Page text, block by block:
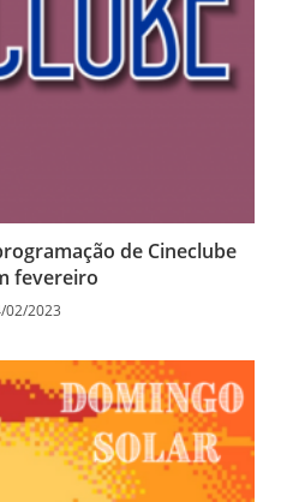
de Cineclube
fevereiro
02/2023